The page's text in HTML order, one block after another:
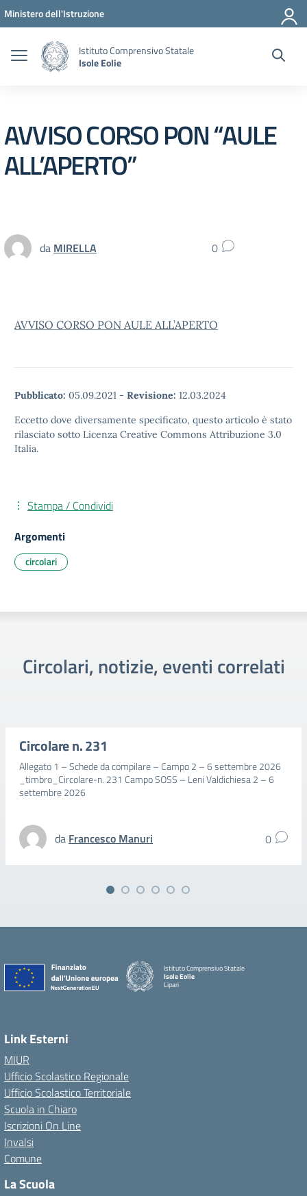
Vai ai contenuti
Vai al menu di navigazione
Vai al footer
Ministero dell'Istruzione
Istituto Comprensivo Statale
Isole Eolie
AVVISO CORSO PON “AULE
ALL’APERTO”
da MIRELLA 0
AVVISO CORSO PON AULE ALL’APERTO
Pubblicato: 05.09.2021 - Revisione: 12.03.2024
Eccetto dove diversamente specificato, questo articolo è stato
rilasciato sotto Licenza Creative Commons Attribuzione 3.0
Italia.
Stampa / Condividi
Argomenti
circolari
Circolari, notizie, eventi correlati
Circolare n. 231
Allegato 1 – Schede da compilare – Campo 2 – 6 settembre 2026
_timbro_Circolare-n. 231 Campo SOSS – Leni Valdichiesa 2 – 6
settembre 2026
da Francesco Manuri 0
Istituto Comprensivo Statale
Isole Eolie
Lipari
Link Esterni
MIUR
Ufficio Scolastico Regionale
Ufficio Scolastico Territoriale
Scuola in Chiaro
Iscrizioni On Line
Invalsi
Comune
La Scuola